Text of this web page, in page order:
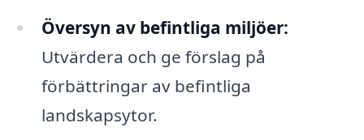
Översyn av befintliga miljöer:
Utvärdera och ge förslag på
förbättringar av befintliga
landskapsytor.